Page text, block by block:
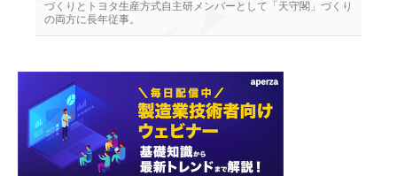
づくりとトヨタ生産方式自主研メンバーとして「天守閣」づくり
の両方に長年従事。